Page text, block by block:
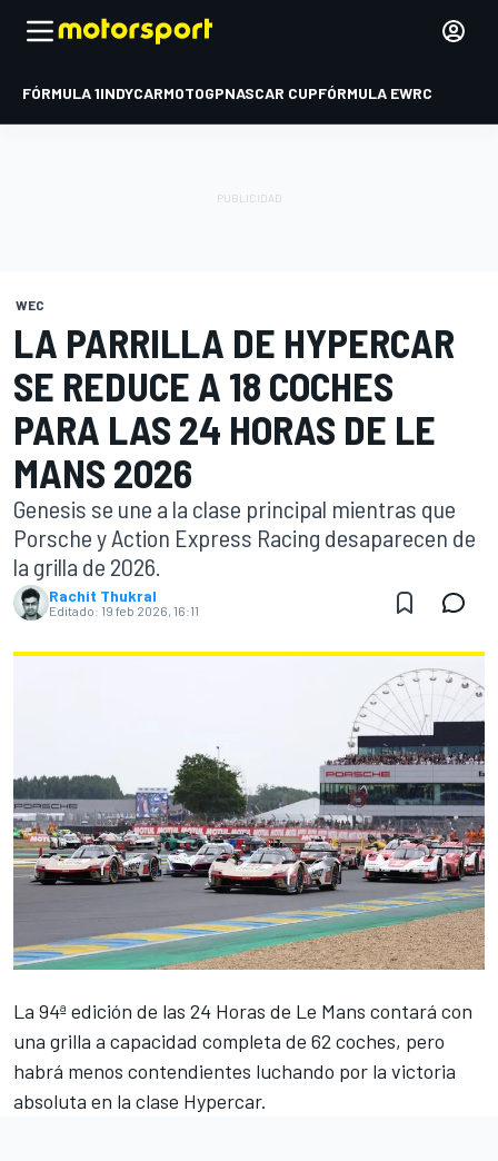
FÓRMULA 1INDYCARMOTOGPNASCAR CUPFÓRMULA EWRC
WEC
LA PARRILLA DE HYPERCAR
SE REDUCE A 18 COCHES
PARA LAS 24 HORAS DE LE
MANS 2026
Genesis se une a la clase principal mientras que
Porsche y Action Express Racing desaparecen de
la grilla de 2026.
Rachit Thukral
Editado: 19 feb 2026, 16:11
La 94ª edición de las 24 Horas de Le Mans contará con
una grilla a capacidad completa de 62 coches, pero
habrá menos contendientes luchando por la victoria
absoluta en la clase Hypercar.